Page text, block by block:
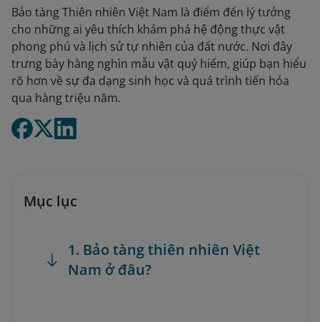
Bảo tàng Thiên nhiên Việt Nam là điểm đến lý tưởng
cho những ai yêu thích khám phá hệ động thực vật
phong phú và lịch sử tự nhiên của đất nước. Nơi đây
trưng bày hàng nghìn mẫu vật quý hiếm, giúp bạn hiểu
rõ hơn về sự đa dạng sinh học và quá trình tiến hóa
qua hàng triệu năm.
Mục lục
1. Bảo tàng thiên nhiên Việt
Nam ở đâu?